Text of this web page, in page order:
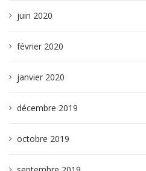
juin 2020
février 2020
janvier 2020
décembre 2019
octobre 2019